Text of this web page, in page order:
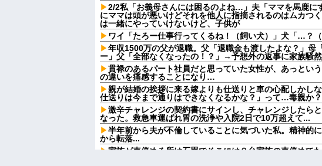
2/2私「お義母さんには困るのよね…」夫「ママを馬鹿に
にママは頭が悪いけどそれを他人に指摘されるのはムカつ
は一緒にやっていけないけど、子供が
ワイ「たろー仕事行ってくるね！（飼い犬）」犬「…？（
年収1500万の父が退職。父「退職金も渡したよな？」母
ー」父「全部なくなったの！？」→予想外の返事に家族騒
貫禄のあるパート社員だと思っていた女性が、あっとい
の違いを痛感することになり…
親が結婚の挨拶に来る嫁よりも仕送りと車の心配しかし
仕送りは今まで通りはできなくなるかな？」って…毒親か？
激辛チャレンジの契約書にサインし、チャレンジしたら
なった。救急車運ばれ胃の洗浄や入院2日で10万超えて...
半年前から夫が不倫していることに気づいた私。精神的
から転落...
家族が車停める所は石畳でそこには２台家族の車停めて